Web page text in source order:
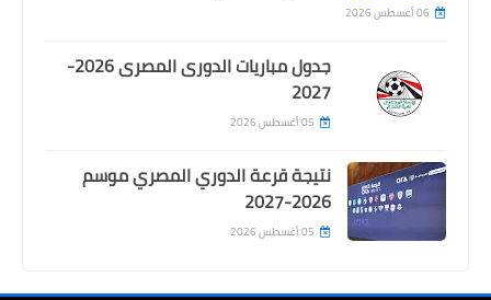
Egypt
06 أغسطس 2026
جدول مباريات الدورى المصرى 2026-
2027
05 أغسطس 2026
نتيجة قرعة الدوري المصري موسم
2026-2027
05 أغسطس 2026